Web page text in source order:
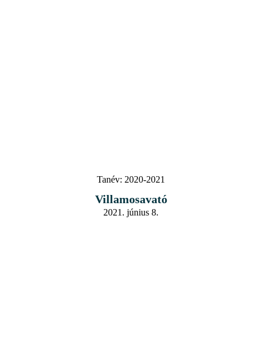
Tanév: 2020-2021
Villamosavató
2021. június 8.